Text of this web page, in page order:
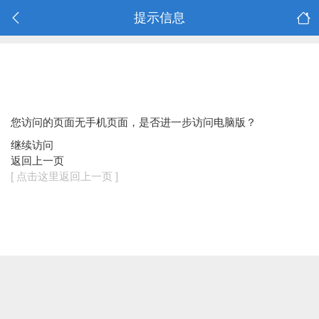
提示信息
您访问的页面无手机页面，是否进一步访问电脑版？
继续访问
返回上一页
[ 点击这里返回上一页 ]